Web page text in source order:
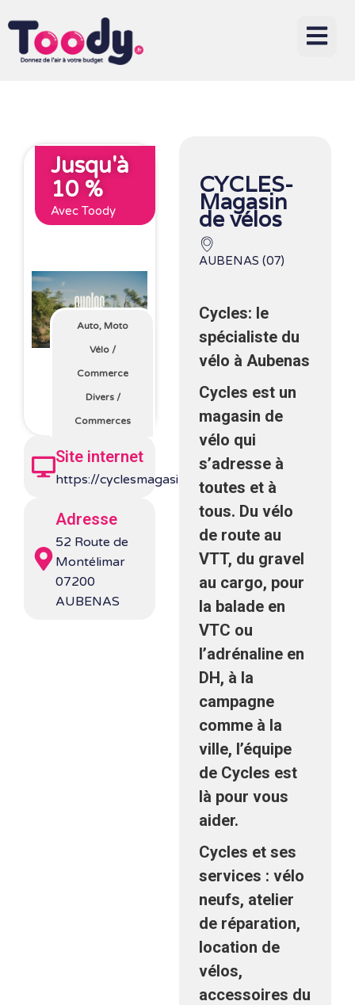
Jusqu'à
10 %
Avec Toody
Auto, Moto
Vélo /
Commerce
Divers/
Commerces
Site internet
https://cyclesmagasin.fr/
Adresse
52 Route de
Montélimar
07200
AUBENAS
CYCLES-
Magasin
de vélos
AUBENAS (07)
Cycles: le
spécialiste du
vélo à Aubenas
Cycles est un
magasin de
vélo qui
s’adresse à
toutes et à
tous. Du vélo
de route au
VTT, du gravel
au cargo, pour
la balade en
VTC ou
l’adrénaline en
DH, à la
campagne
comme à la
ville, l’équipe
de Cycles est
là pour vous
aider.
Cycles et ses
services : vélo
neufs, atelier
de réparation,
location de
vélos,
accessoires du